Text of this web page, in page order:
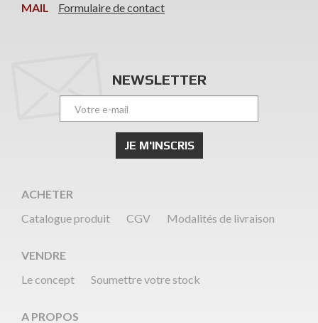
MAIL
Formulaire de contact
NEWSLETTER
ACHETER
Catalogue produit
CGV Modalités de livraison
VENDRE
Le concept
Soumettre votre stock
A PROPOS